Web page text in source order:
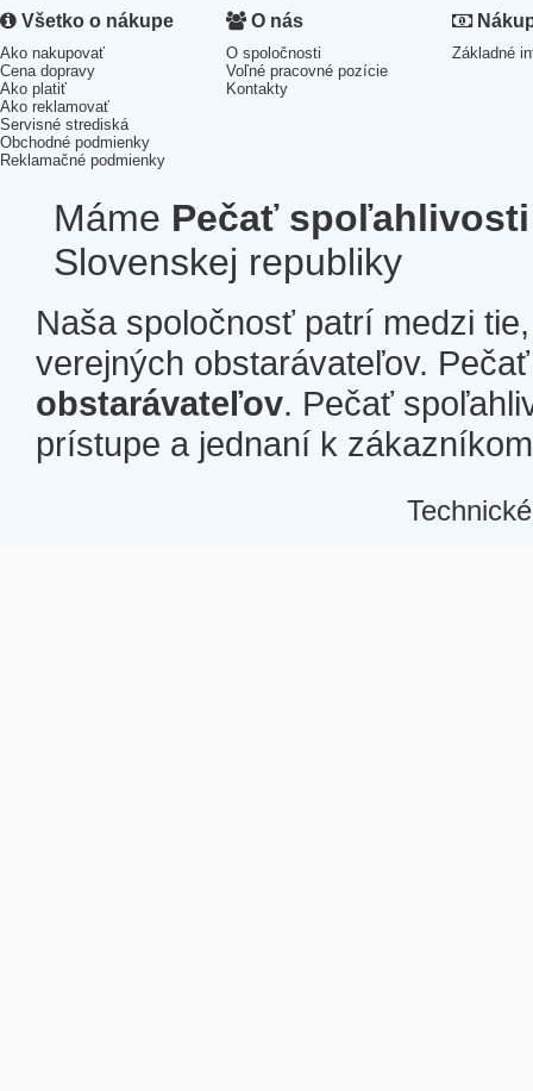
Všetko o nákupe
Ako nakupovať
Cena dopravy
Ako platiť
Ako reklamovať
Servisné strediská
Obchodné podmienky
Reklamačné podmienky
O nás
O spoločnosti
Voľné pracovné pozície
Kontakty
Základné
Máme Pečať spoľahlivosti
Slovenskej republiky
Naša spoločnosť patrí medzi
verejných obstarávateľov.
obstarávateľov. Pečať
prístupe a jednaní k